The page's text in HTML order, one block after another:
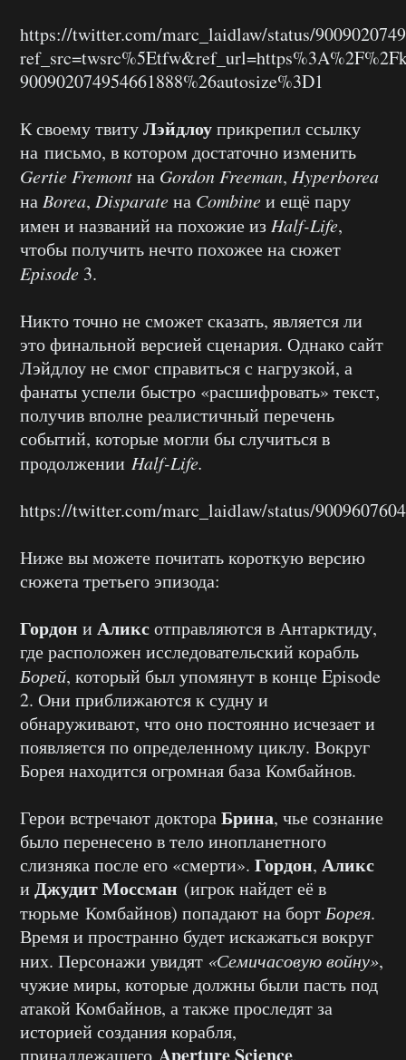
https://twitter.com/marc_laidlaw/status/
900902074954661888%26autosize%3D1
К своему твитуЛэйдлоуприкрепил ссылку
на письмо, в котором достаточно изменить
Gertie Fremontна Gordon Freeman, Hyperborea
на Borea, Disparateна Combineи ещё пару
имен и названий на похожие из Half-Life,
чтобы получить нечто похожее на сюжет
Episode 3.
Никто точно не сможет сказать, является ли
это финальной версией сценария. Однако сайт
Лэйдлоу не смог справиться с нагрузкой, а
фанаты успели быстро «расшифровать» текст,
получив вполне реалистичный перечень
событий, которые могли бы случиться в
продолжении Half-Life.
https://twitter.com/marc_laidlaw/status/
Ниже вы можете почитать короткую версию
сюжета третьего эпизода:
Гордон и Аликсотправляются в Антарктиду,
где расположен исследовательский корабль
Борей, который был упомянут в конце Episode
2. Они приближаются к судну и
обнаруживают, что оно постоянно исчезает и
появляется по определенному циклу. Вокруг
Борея находится огромная база Комбайнов.
Герои встречают доктораБрина, чье сознание
было перенесено в тело инопланетного
слизняка после его «смерти». Гордон, Аликс
и Джудит Моссман (игрок найдет её в
тюрьме Комбайнов) попадают на борт Борея.
Время и пространно будет искажаться вокруг
них. Персонажи увидят «Семичасовую войну»,
чужие миры, которые должны были пасть под
атакой Комбайнов, а также проследят за
историей создания корабля,
принадлежащего Aperture Science.